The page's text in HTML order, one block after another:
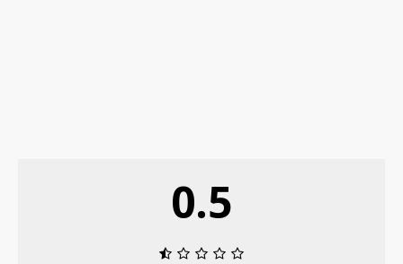
0.5